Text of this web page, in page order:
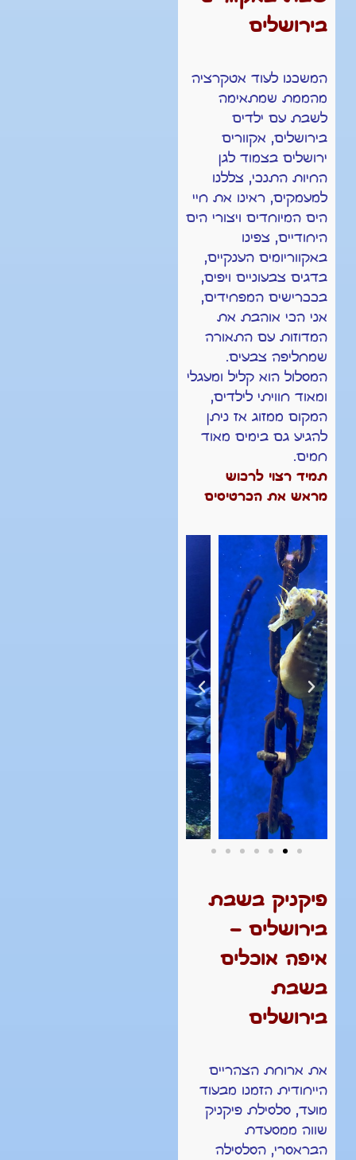
בירושלים
המשכנו לעוד אטקרציה
מהממת שמתאימה
לשבת עם ילדים
בירושלים, אקוורים
ירושלים בצמוד לגן
החיות התנכי, צללנו
למעמקים, ראינו את חיי
הים המיוחדים ויצורי הים
היחודיים, צפינו
באקווריומים הענקיים,
בדגים צבעוניים ויפים,
בככרישים המפחידים,
אני הכי אוהבת את
המדוזות עם התאורה
שמחליפה צבעים.
המסלול הוא קליל ומעגלי
ומאוד חוויתי לילדים,
המקום ממזוג אז ניתן
להגיע גם בימים מאוד
חמים.
תמיד רצוי לרכוש
מראש את הכרטיסים
פיקניק בשבת
בירושלים –
איפה אוכלים
בשבת
בירושלים
את ארוחת הצהריים
הייחודית הזמנו מבעוד
מועד, סלסילת פיקניק
שווה ממסעדת
הבראסרי, הסלסילה